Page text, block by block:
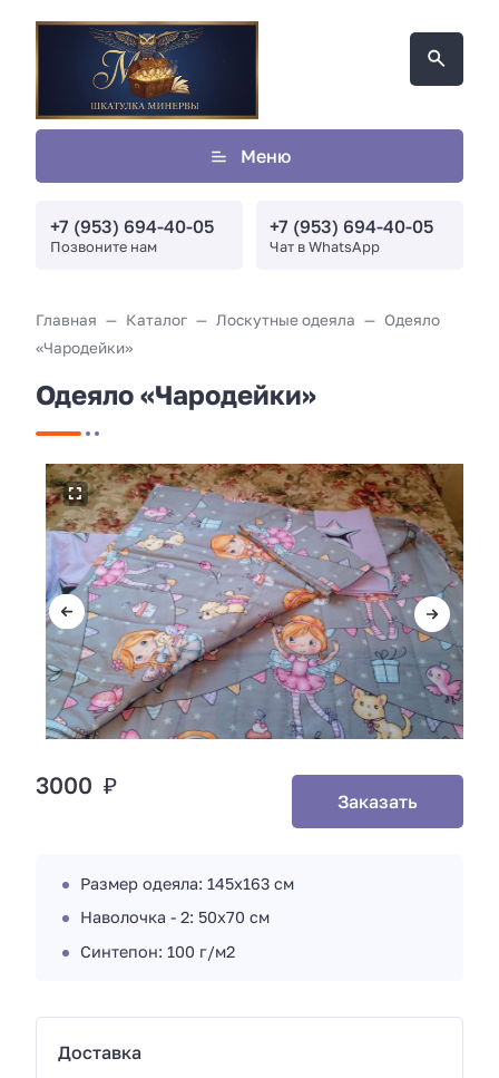
Меню
+7 (953) 694-40-05
Позвоните нам
+7 (953) 694-40-05
Чат в WhatsApp
Главная Каталог Лоскутные одеяла
Одеяло
«Чародейки»
Одеяло «Чародейки»
3000 ₽
Заказать
Размер одеяла: 145х163 см
Наволочка - 2: 50х70 см
Синтепон: 100 г/м2
Доставка